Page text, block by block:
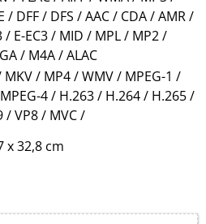
/ DFF / DFS / AAC / CDA / AMR /
/ E-EC3 / MID / MPL / MP2 /
/ M4A / ALAC
MKV / MP4 / WMV / MPEG-1 /
4 / H.263 / H.264 / H.265 /
/ VP8 / MVC /
x 32,8 cm